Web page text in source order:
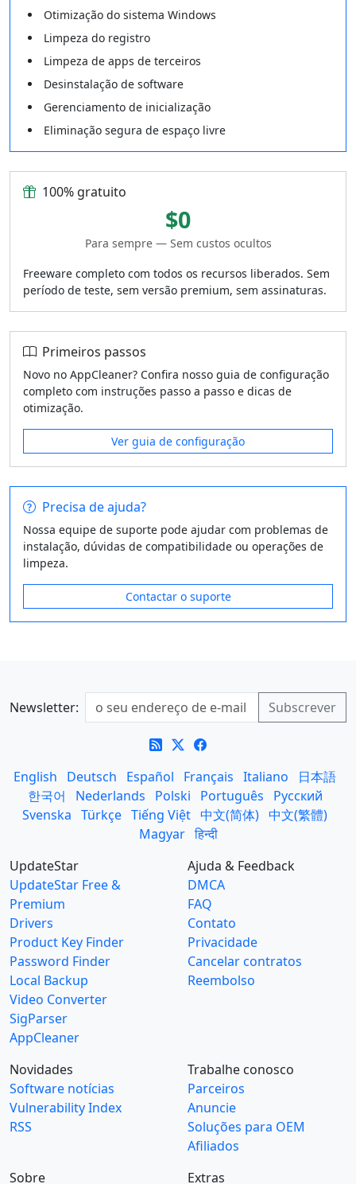
Otimização do sistema Windows
Limpeza do registro
Limpeza de apps de terceiros
Desinstalação de software
Gerenciamento de inicialização
Eliminação segura de espaço livre
100% gratuito
$0
Para sempre — Sem custos ocultos
Freeware completo com todos os recursos liberados. Sem
período de teste, sem versão premium, sem assinaturas.
Primeiros passos
Novo no AppCleaner? Confira nosso guia de configuração
completo com instruções passo a passo e dicas de
otimização.
Ver guia de configuração
Precisa de ajuda?
Nossa equipe de suporte pode ajudar com problemas de
instalação, dúvidas de compatibilidade ou operações de
limpeza.
Contactar o suporte
Newsletter:
English Deutsch Español Français Italiano
日本語
한국어
Nederlands Polski Português
Русский
Svenska Türkçe Tiếng Việt 中文(简体) 中文(繁體)
Magyar हिन्दी
UpdateStar
UpdateStar Free &
Premium
Drivers
Product Key Finder
Password Finder
Local Backup
Video Converter
SigParser
AppCleaner
Ajuda & Feedback
DMCA
FAQ
Contato
Privacidade
Cancelar contratos
Reembolso
Novidades
Software notícias
Vulnerability Index
RSS
Trabalhe conosco
Parceiros
Anuncie
Soluções para OEM
Afiliados
Sobre
Extras